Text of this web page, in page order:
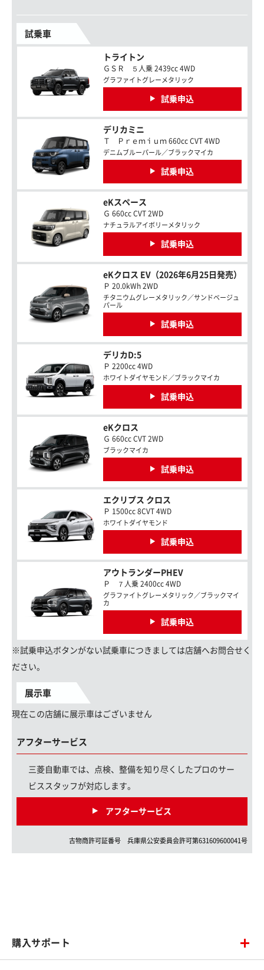
試乗車
トライトン
ＧＳＲ ５人乗 2439cc 4WD
グラファイトグレーメタリック
試乗申込
デリカミニ
Ｔ Ｐｒｅｍｉｕｍ 660cc CVT 4WD
デニムブルーパール／ブラックマイカ
試乗申込
eKスペース
Ｇ 660cc CVT 2WD
ナチュラルアイボリーメタリック
試乗申込
eKクロス EV（2026年6月25日発売）
Ｐ 20.0kWh 2WD
チタニウムグレーメタリック／サンドベージュ
パール
試乗申込
デリカD:5
Ｐ 2200cc 4WD
ホワイトダイヤモンド／ブラックマイカ
試乗申込
eKクロス
Ｇ 660cc CVT 2WD
ブラックマイカ
試乗申込
エクリプス クロス
Ｐ 1500cc 8CVT 4WD
ホワイトダイヤモンド
試乗申込
アウトランダーPHEV
Ｐ ７人乗 2400cc 4WD
グラファイトグレーメタリック／ブラックマイ
カ
試乗申込
※試乗申込ボタンがない試乗車につきましては店舗へお問合せく
ださい。
展示車
現在この店舗に展示車はございません
アフターサービス
三菱自動車では、点検、整備を知り尽くしたプロのサー
ビススタッフが対応します。
アフターサービス
古物商許可証番号 兵庫県公安委員会許可第631609600041号
購入サポート